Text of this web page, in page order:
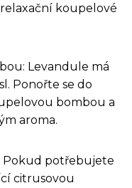
koupelové
Levandule má
Ponořte se do
bombou a
aroma.
Pokud potřebujete
citrusovou